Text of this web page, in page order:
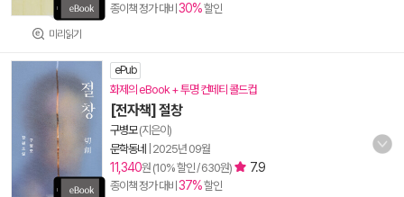
미리읽기
종이책 정가 대비 30%할인
ePub
화제의 eBook + 투명 컨페티 콜드컵
[전자책] 절창
구병모(지은이)
문학동네
2025년 09월
11,340원 (10% 할인 / 630원) 7.9
종이책 정가 대비 37%할인